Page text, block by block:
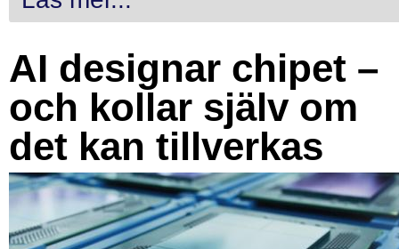
AI designar chipet –
och kollar själv om
det kan tillverkas